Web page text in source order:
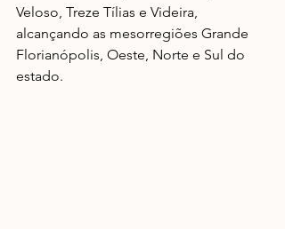
Veloso, Treze Tílias e Videira,
alcançando as mesorregiões Grande
Florianópolis, Oeste, Norte e Sul do
estado.